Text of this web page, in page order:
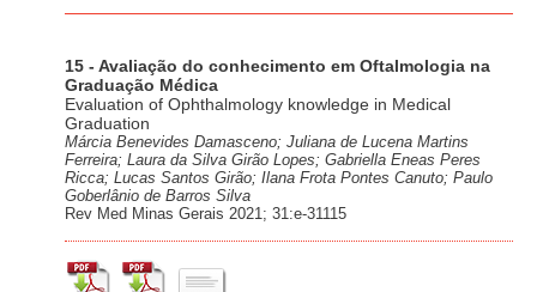
15 - Avaliação do conhecimento em Oftalmologia na
Graduação Médica
Evaluation of Ophthalmology knowledge in Medical
Graduation
Márcia Benevides Damasceno; Juliana de Lucena Martins
Ferreira; Laura da Silva Girão Lopes; Gabriella Eneas Peres
Ricca; Lucas Santos Girão; Ilana Frota Pontes Canuto; Paulo
Goberlânio de Barros Silva
Rev Med Minas Gerais 2021; 31:e-31115